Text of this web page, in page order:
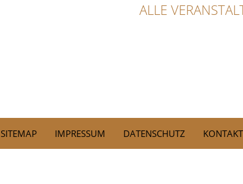
ALLE
SITEMAP IMPRESSUM DATENSCHUTZ KONTAKT